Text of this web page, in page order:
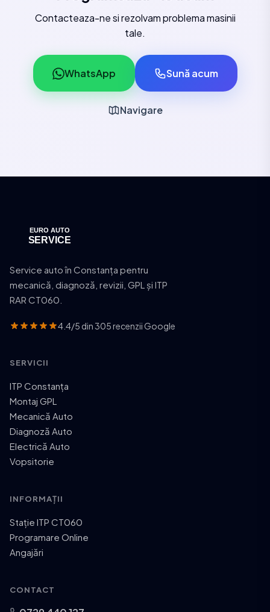
Contacteaza-ne si rezolvam problema masinii
tale.
WhatsApp Sună acum
Navigare
Service auto în Constanța pentru
mecanică, diagnoză, revizii, GPL și ITP
RAR CT060.
4.4/5 din 305 recenzii Google
SERVICII
ITP Constanța
Montaj GPL
Mecanică Auto
Diagnoză Auto
Electrică Auto
Vopsitorie
INFORMAȚII
Stație ITP CT060
Programare Online
Angajări
CONTACT